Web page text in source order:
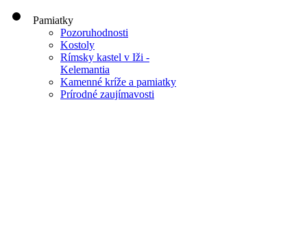
Pamiatky
Pozoruhodnosti
Kostoly
Rímsky kastel v Iži -
Kelemantia
Kamenné kríže a pamiatky
Prírodné zaujímavosti